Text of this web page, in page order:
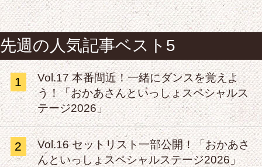
先週の人気記事ベスト5
1
Vol.17 本番間近！一緒にダンスを覚えよ
う！「おかあさんといっしょスペシャルス
テージ2026」
2
Vol.16 セットリスト一部公開！「おかあさ
んといっしょスペシャルステージ2026」